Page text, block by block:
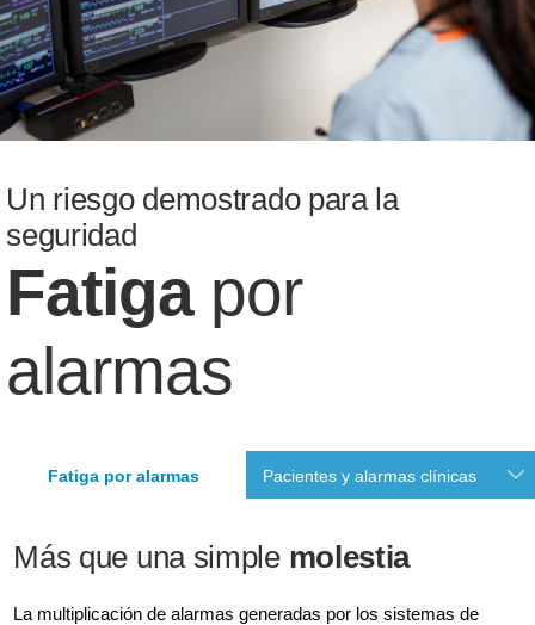
Un riesgo demostrado para la
seguridad
Fatiga por
alarmas
Fatiga por alarmas Pacientes y alarmas clínicas
Más que una simplemolestia
La multiplicación de alarmas generadas por los sistemas de